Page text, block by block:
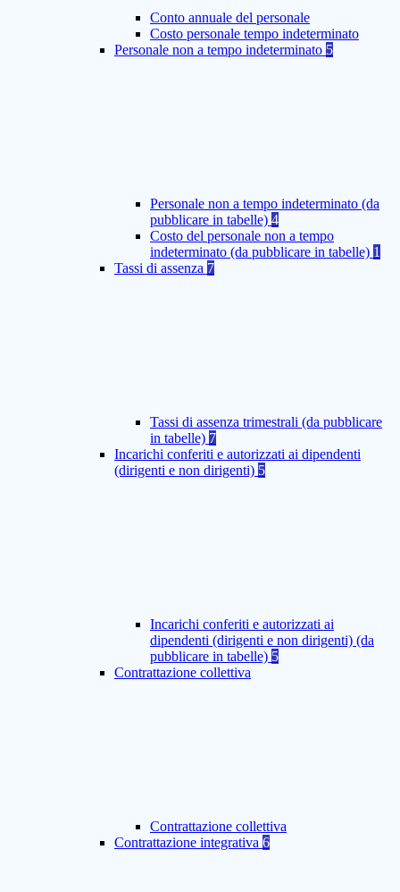
Conto annuale del personale
Costo personale tempo indeterminato
Personale non a tempo indeterminato 5
Personale non a tempo indeterminato (da
pubblicare in tabelle) 4
Costo del personale non a tempo
indeterminato (da pubblicare in tabelle) 1
Tassi di assenza 7
Tassi di assenza trimestrali (da pubblicare
in tabelle) 7
Incarichi conferiti e autorizzati ai dipendenti
(dirigenti e non dirigenti) 5
Incarichi conferiti e autorizzati ai
dipendenti (dirigenti e non dirigenti) (da
pubblicare in tabelle) 5
Contrattazione collettiva
Contrattazione collettiva
Contrattazione integrativa 6